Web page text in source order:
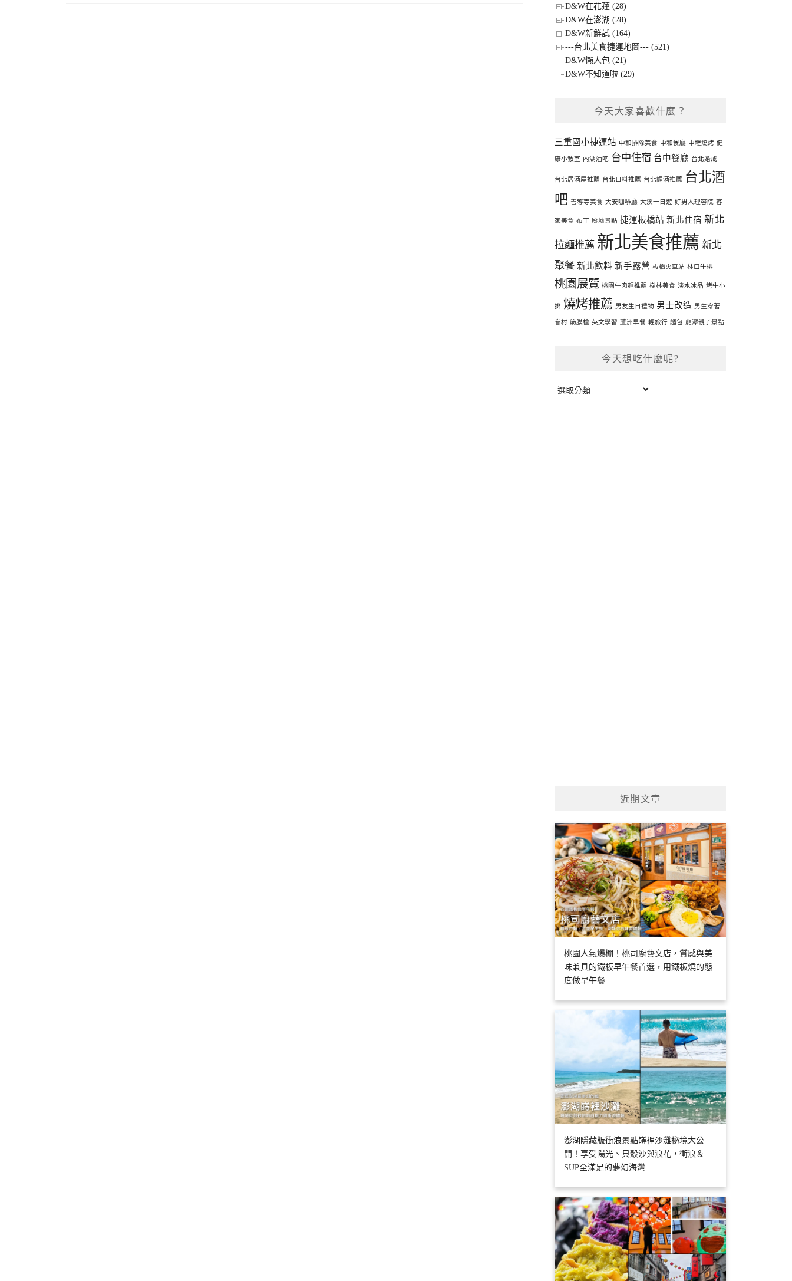
D&W在花蓮 (28)
D&W在澎湖 (28)
D&W新鮮試 (164)
---台北美食捷運地圖--- (521)
D&W懶人包 (21)
D&W不知道啦 (29)
今天大家喜歡什麼？
三重國小捷運站 中和排隊美食 中和餐廳 中壢燒烤 健
康小教室 內湖酒吧 台中住宿 台中餐廳 台北婚戒
台北居酒屋推薦 台北日料推薦 台北調酒推薦
台北酒
吧 善導寺美食 大安咖啡廳 大溪一日遊 好男人理容院 客
家美食 布丁 廢墟景點 捷運板橋站 新北住宿 新北
拉麵推薦 新北美食推薦 新北
聚餐 新北飲料 新手露營 板橋火車站 林口牛排
桃園展覽 桃園牛肉麵推薦 樹林美食 淡水冰品 烤牛小
排 燒烤推薦 男友生日禮物 男士改造 男生穿著
眷村 筋膜槍 英文學習 蘆洲早餐 輕旅行 麵包 龍潭親子景點
今天想吃什麼呢?
今
近期文章
桃園人氣爆棚！桃司廚藝文店，質感與美
味兼具的鐵板早午餐首選，用鐵板燒的態
度做早午餐
澎湖隱藏版衝浪景點嵵裡沙灘秘境大公
開！享受陽光、貝殼沙與浪花，衝浪＆
SUP全滿足的夢幻海灣